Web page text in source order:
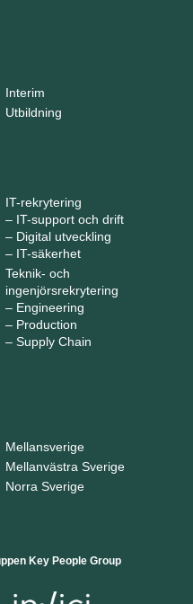
Interim
Utbildning
IT-rekrytering
– IT-support och drift
– Digital utveckling
– IT-säkerhet
Teknik- och
ingenjörsrekrytering
– Engineering
– Production
– Supply Chain
Mellansverige
Mellanvästra Sverige
Norra Sverige
Key People Group